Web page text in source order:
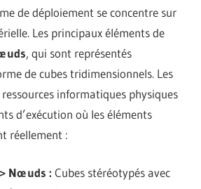
de déploiement se concentre sur
Les principaux éléments de
, qui sont représentés
de cubes tridimensionnels. Les
informatiques physiques
d’exécution où les éléments
réellement :
Nœuds : Cubes stéréotypés avec